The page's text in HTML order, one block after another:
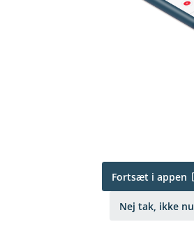
Fortsæt i appen
Nej tak, ikke nu